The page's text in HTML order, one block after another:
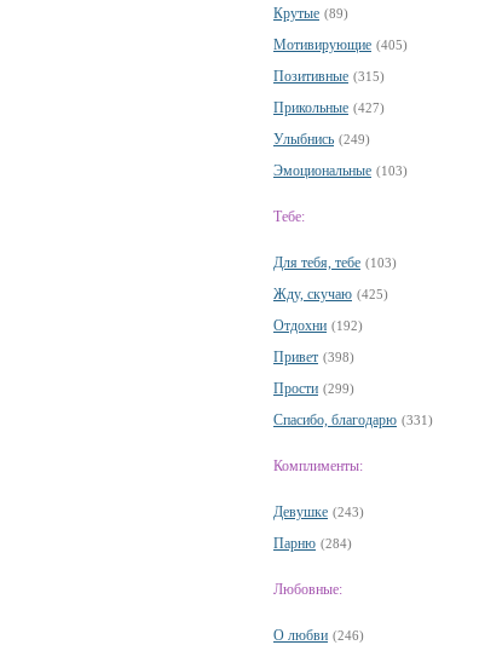
Крутые (89)
Мотивирующие (405)
Позитивные (315)
Прикольные (427)
Улыбнись (249)
Эмоциональные (103)
Тебе:
Для тебя, тебе (103)
Жду, скучаю (425)
Отдохни (192)
Привет (398)
Прости (299)
Спасибо, благодарю (331)
Комплименты:
Девушке (243)
Парню (284)
Любовные:
О любви (246)